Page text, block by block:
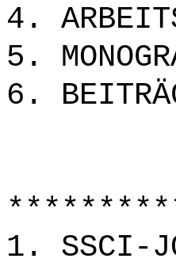
4.
5.
6.
1. SSCI-